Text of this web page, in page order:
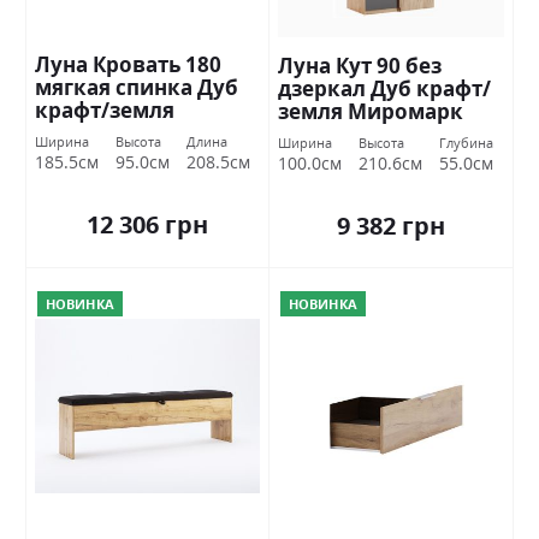
Луна Кровать 180
мягкая спинка Дуб
крафт/земля
Миромарк
Ширина
185.5см
Высота
95.0см
Длина
208.5см
12 306 грн
Луна Кут 90 без
дзеркал Дуб крафт/
земля Миромарк
Ширина
100.0см
Высота
210.6см
Глубина
55.0см
9 382 грн
НОВИНКА НОВИНКА